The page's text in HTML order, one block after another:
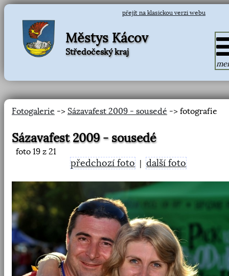
přejít na klasickou verzi webu
Městys Kácov
Středočeský kraj
Fotogalerie -> Sázavafest 2009 - sousedé -> fotografie
Sázavafest 2009 - sousedé
foto 19 z 21
předchozí foto |další foto